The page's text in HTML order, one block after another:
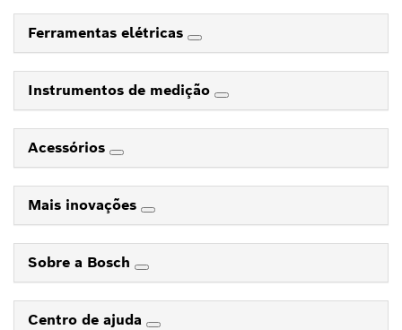
Ferramentas elétricas
Instrumentos de medição
Acessórios
Mais inovações
Sobre a Bosch
Centro de ajuda